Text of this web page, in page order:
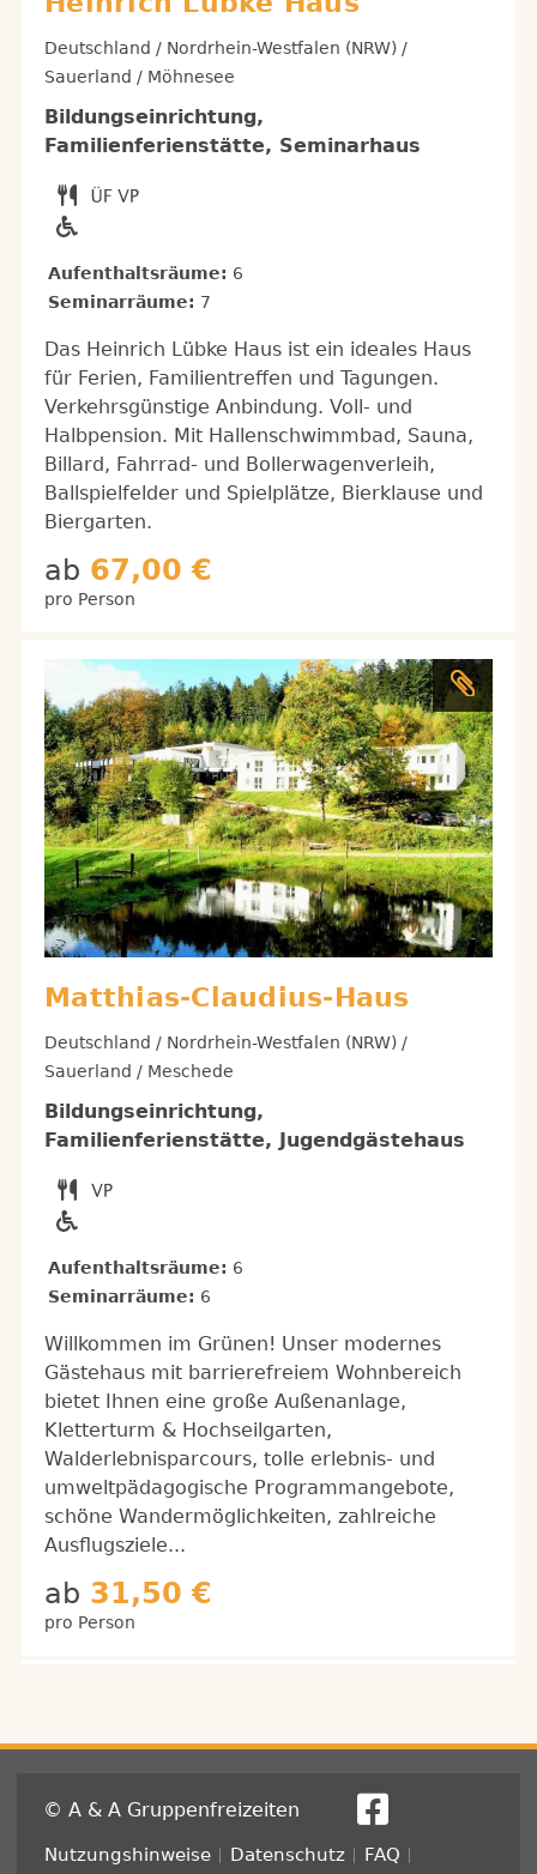
Deutschland / Nordrhein-Westfalen (NRW) /
Sauerland / Möhnesee
Bildungseinrichtung,
Familienferienstätte, Seminarhaus
Aufenthaltsräume: 6
Seminarräume: 7
Das Heinrich Lübke Haus ist ein ideales Haus
für Ferien, Familientreffen und Tagungen.
Verkehrsgünstige Anbindung. Voll- und
Halbpension. Mit Hallenschwimmbad, Sauna,
Billard, Fahrrad- und Bollerwagenverleih,
Ballspielfelder und Spielplätze, Bierklause und
Biergarten.
ab 67,00 €
pro Person
Matthias-Claudius-Haus
Deutschland / Nordrhein-Westfalen (NRW) /
Sauerland / Meschede
Bildungseinrichtung,
Familienferienstätte, Jugendgästehaus
Aufenthaltsräume: 6
Seminarräume: 6
Willkommen im Grünen! Unser modernes
Gästehaus mit barrierefreiem Wohnbereich
bietet Ihnen eine große Außenanlage,
Kletterturm & Hochseilgarten,
Walderlebnisparcours, tolle erlebnis- und
umweltpädagogische Programmangebote,
schöne Wandermöglichkeiten, zahlreiche
Ausflugsziele...
ab 31,50 €
pro Person
© A & A Gruppenfreizeiten
Fußzeile
Nutzungshinweise Datenschutz
FAQ